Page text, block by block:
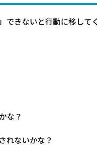
きないと行動に移して
な？
れないかな？